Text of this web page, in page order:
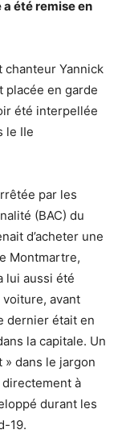
a été remise en
chanteur Yannick
placée en garde
été interpellée
le IIe
par les
(BAC) du
d’acheter une
Montmartre,
lui aussi été
avant
dernier était en
la capitale. Un
dans le jargon
à
durant les
19.